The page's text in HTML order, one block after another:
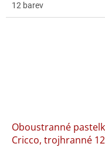
12 barev
Oboustranné
Cricco, trojhranné